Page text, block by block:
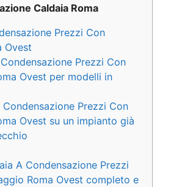
Caldaia Roma
Prezzi Con
Ovest
Prezzi Con
Ovest per modelli in
Condensazione Prezzi Con
Ovest su un impianto già
A Condensazione Prezzi
Roma Ovest completo e